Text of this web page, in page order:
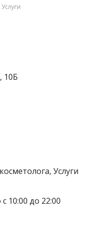
Услуги
10Б
Услуги
10:00 до 22:00